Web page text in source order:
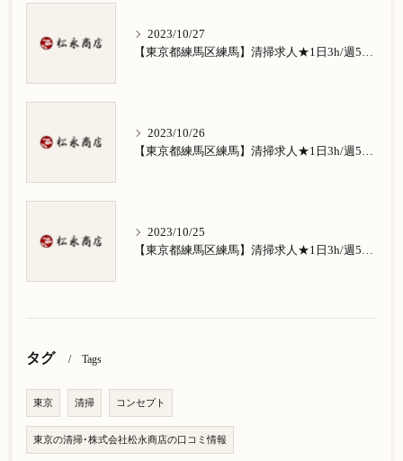
2023/10/27
【東京都練馬区練馬】清掃求人★1日3h/週5日/祝日お休み★谷原在住の方歓迎
2023/10/26
【東京都練馬区練馬】清掃求人★1日3h/週5日/祝日お休み★南田中在住の方歓迎
2023/10/25
【東京都練馬区練馬】清掃求人★1日3h/週5日/祝日お休み★南大泉在住の方歓迎
タグ Tags
東京 清掃 コンセプト
東京の清掃･株式会社松永商店の口コミ情報